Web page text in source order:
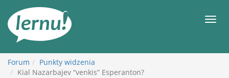
Forum
Punkty widzenia
Kial Nazarbajev “venkis” Esperanton?